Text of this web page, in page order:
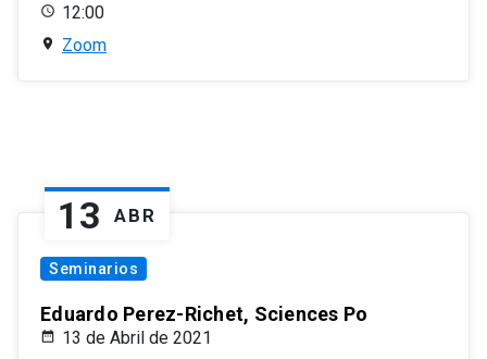
12:00
Zoom
13 ABR
Seminarios
Eduardo Perez-Richet, Sciences Po
13 de Abril de 2021